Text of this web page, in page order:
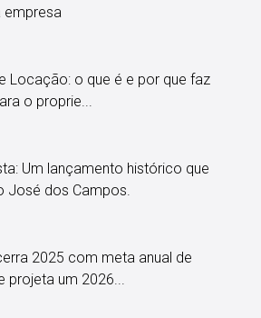
empresa
Locação: o que é e por que faz
o proprie...
Um lançamento histórico que
José dos Campos.
2025 com meta anual de
projeta um 2026...